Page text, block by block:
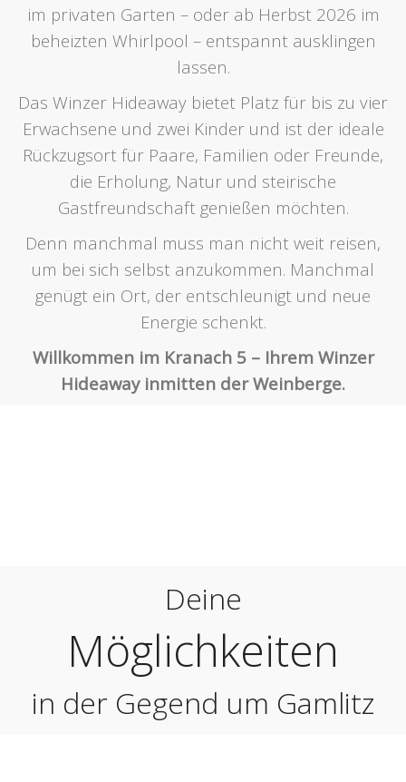
im privaten Garten – oder ab Herbst 2026 im
beheizten Whirlpool – entspannt ausklingen
lassen.
Das Winzer Hideaway bietet Platz für bis zu vier
Erwachsene und zwei Kinder und ist der ideale
Rückzugsort für Paare, Familien oder Freunde,
die Erholung, Natur und steirische
Gastfreundschaft genießen möchten.
Denn manchmal muss man nicht weit reisen,
um bei sich selbst anzukommen. Manchmal
genügt ein Ort, der entschleunigt und neue
Energie schenkt.
Willkommen im Kranach 5 – Ihrem Winzer
Hideaway inmitten der Weinberge.
Deine
Möglichkeiten
in der Gegend um Gamlitz